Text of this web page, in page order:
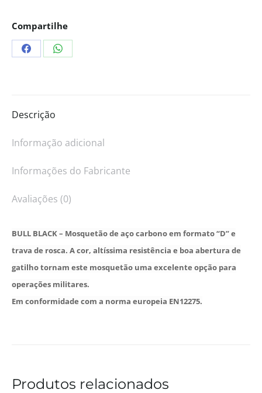
Compartilhe
Descrição
Informação adicional
Informações do Fabricante
Avaliações (0)
BULL BLACK – Mosquetão de aço carbono em formato “D” e
trava de rosca. A cor, altíssima resistência e boa abertura de
gatilho tornam este mosquetão uma excelente opção para
operações militares.
Em conformidade com a norma europeia EN12275.
Produtos relacionados